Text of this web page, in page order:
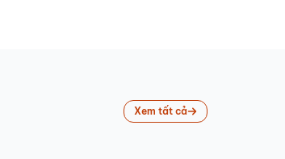
Xem tất cả